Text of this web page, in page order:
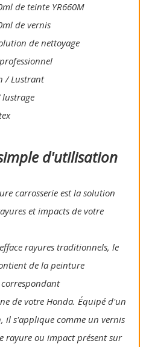
de teinte YR660M
de vernis
de nettoyage
/ Lustrant
lustrage
d'utilisation
carrosserie est la solution
et impacts de votre
rayures traditionnels, le
de la peinture
de votre Honda. Équipé d'un
il s'applique comme un vernis
rayure ou impact présent sur